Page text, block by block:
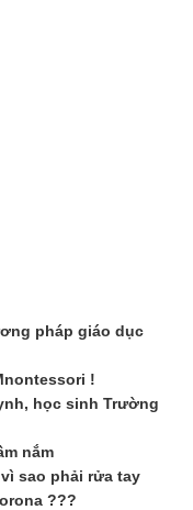
pháp giáo dục
!
học sinh Trường
nắm
sao phải rửa tay
???